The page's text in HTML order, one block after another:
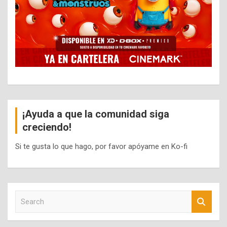
¡Ayuda a que la comunidad siga
creciendo!
Si te gusta lo que hago, por favor apóyame en Ko-fi